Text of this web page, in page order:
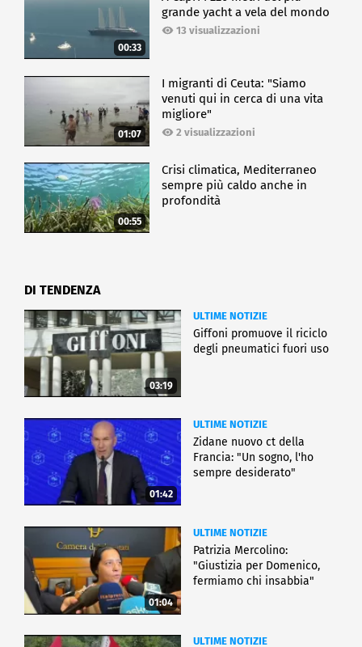
00:33
grande yacht a vela del mondo
13 visualizzazioni
01:07
I migranti di Ceuta: "Siamo
venuti qui in cerca di una vita
migliore"
2 visualizzazioni
00:55
Crisi climatica, Mediterraneo
sempre più caldo anche in
profondità
DI TENDENZA
03:19
ULTIME NOTIZIE
Giffoni promuove il riciclo
degli pneumatici fuori uso
01:42
ULTIME NOTIZIE
Zidane nuovo ct della
Francia: "Un sogno, l'ho
sempre desiderato"
01:04
ULTIME NOTIZIE
Patrizia Mercolino:
"Giustizia per Domenico,
fermiamo chi insabbia"
ULTIME NOTIZIE